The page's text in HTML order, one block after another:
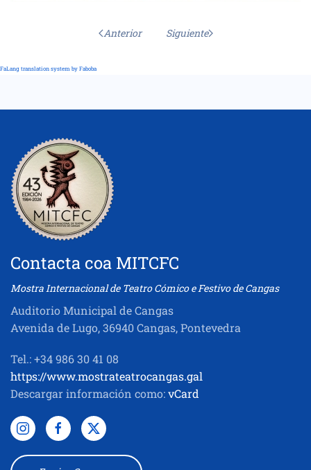
Anterior Siguiente
FaLang translation system by Faboba
Contacta coa MITCFC
Mostra Internacional de Teatro Cómico e Festivo de Cangas
Auditorio Municipal de Cangas
Avenida de Lugo, 36940 Cangas, Pontevedra
Tel.: +34 986 30 41 08
https://www.mostrateatrocangas.gal
Descargar información como:vCard